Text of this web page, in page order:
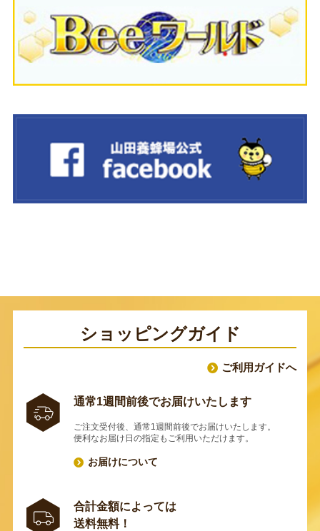
ショッピングガイド
ご利用ガイドへ
通常1週間前後でお届けいたします
ご注文受付後、通常1週間前後でお届けいたします。
便利なお届け日の指定もご利用いただけます。
お届けについて
合計金額によっては
送料無料！